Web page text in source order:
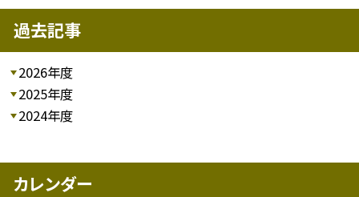
過去記事
2026年度
2025年度
2024年度
カレンダー